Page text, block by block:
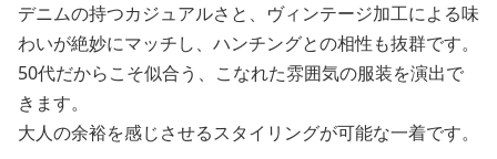
デニムの持つカジュアルさと、ヴィンテージ加工による味
わいが絶妙にマッチし、ハンチングとの相性も抜群です。
50代だからこそ似合う、こなれた雰囲気の服装を演出で
きます。
大人の余裕を感じさせるスタイリングが可能な一着です。